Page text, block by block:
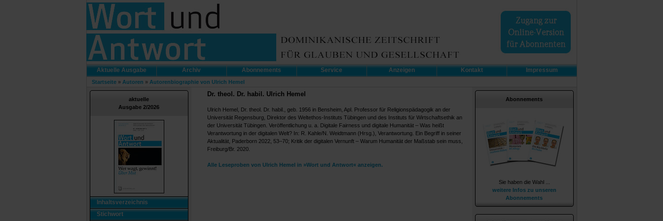
Aktuelle Ausgabe Archiv Abonnements Service Anzeigen Kontakt Impressum
Startseite» Autoren » Autorenbiographie von Ulrich Hemel
aktuelle
Ausgabe 2/2026
Inhaltsverzeichnis
Stichwort
Dr. theol. Dr. habil. Ulrich Hemel
Ulrich Hemel, Dr. theol. Dr. habil., geb. 1956 in Bensheim, Apl. Professor für Religionspädagogik an der
Universität Regensburg, Direktor des Weltethos-Instituts Tübingen und des Instituts für Wirtschaftsethik an
der Universität Tübingen. Veröffentlichung u. a. Digitale Fairness und digitale Humanität – Was heißt
Verantwortung in der digitalen Welt? In: R. Kahle/N. Weidtmann (Hrsg.), Verantwortung. Ein Begriff in seiner
Aktualität, Paderborn 2022, 53–70; Kritik der digitalen Vernunft – Warum Humanität der Maßstab sein muss,
Freiburg/Br. 2020.
Alle Leseproben von Ulrich Hemel in »Wort und Antwort« anzeigen.
Abonnements
Sie haben die Wahl ...
weitere Infos zu unseren
Abonnements